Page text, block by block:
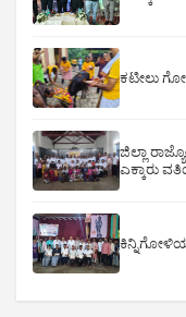
ಕಟೀಲು
ಜಿಲ್ಲಾ
ಎಕ್ಕಾರು
ಕಿನ್ನಿಗೋಳಿಯ